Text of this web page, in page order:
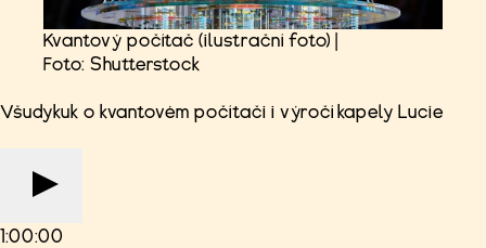
Kvantový počítač (ilustrační foto) |
Foto: Shutterstock
Všudykuk o kvantovém počítači i výročí kapely Lucie
1:00:00